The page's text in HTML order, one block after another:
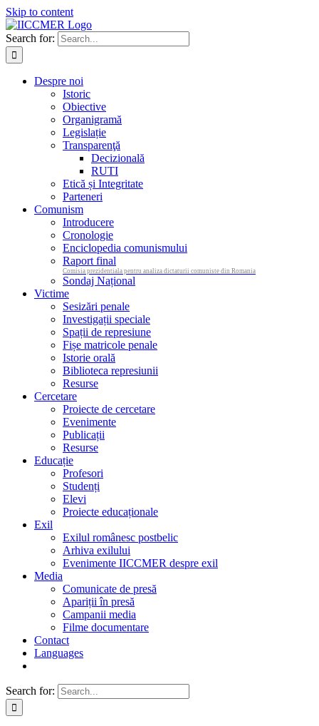
Skip to content
Search for:
Despre noi
Istoric
Obiective
Organigramă
Legislație
Transparenţă
Decizională
RUTI
Etică și Integritate
Parteneri
Comunism
Introducere
Cronologie
Enciclopedia comunismului
Raport final
Comisia prezidentiala pentru analiza dictaturii comuniste din Romania
Sondaj Național
Victime
Sesizări penale
Investigații speciale
Spații de represiune
Fișe matricole penale
Istorie orală
Biblioteca represiunii
Resurse
Cercetare
Proiecte de cercetare
Evenimente
Publicații
Resurse
Educație
Profesori
Studenți
Elevi
Proiecte educaționale
Exil
Exilul românesc postbelic
Arhiva exilului
Evenimente IICCMER despre exil
Media
Comunicate de presă
Apariții în presă
Campanii media
Filme documentare
Contact
Languages
Search for: